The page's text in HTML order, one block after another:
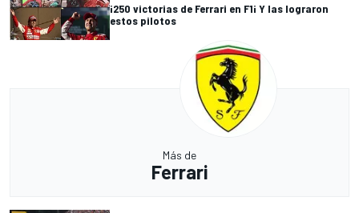
¡250 victorias de Ferrari en F1¡ Y las lograron
estos pilotos
Más de
Ferrari